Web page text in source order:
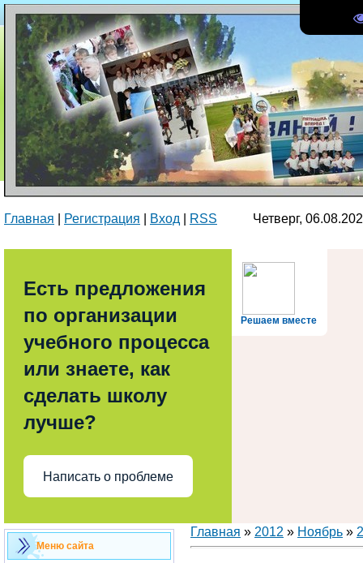
Главная Регистрация Вход RSS Четверг,
Решаем вместе
Есть предложения
по организации
учебного процесса
или знаете, как
сделать школу
лучше?
Написать о проблеме
Меню сайта
Главная » 2012 » Ноябрь »